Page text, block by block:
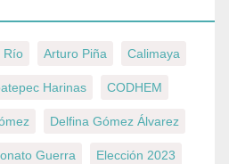
Río Arturo Piña Calimaya
Harinas CODHEM
Delfina Gómez Álvarez
Guerra Elección 2023